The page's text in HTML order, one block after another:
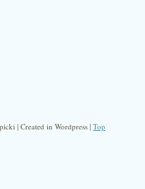
| Created in Wordpress | Top